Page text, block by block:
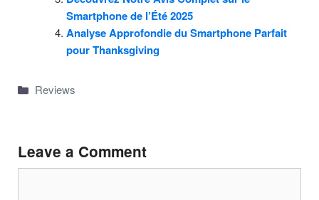
Smartphone de l’Été 2025
Analyse Approfondie du Smartphone Parfait
pour Thanksgiving
Categories
Reviews
Leave a Comment